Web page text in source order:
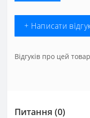
+ Написати
Відгуків про цей
Питання (0)